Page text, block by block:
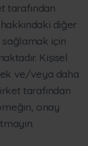
tarafından
diğer
sağlamak için
Kişisel
ek ve/veya daha
tarafından
onay